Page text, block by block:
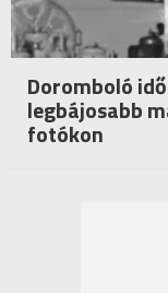
Doromboló
legbájosabb
fotókon